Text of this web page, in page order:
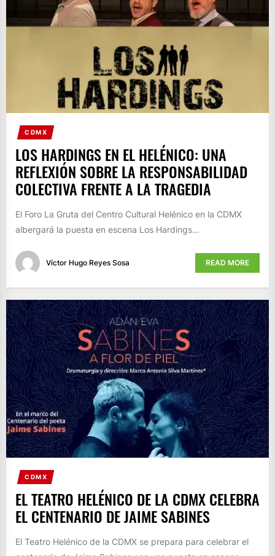
CDMX
LOS HARDINGS EN EL HELÉNICO: UNA
REFLEXIÓN SOBRE LA RESPONSABILIDAD
COLECTIVA FRENTE A LA TRAGEDIA
El Foro La Gruta del Centro Cultural Helénico en la CDMX
albergará la puesta en escena Los Hardings…
Víctor Hugo Reyes Sosa READ MORE
CDMX
EL TEATRO HELÉNICO DE LA CDMX CELEBRA
EL CENTENARIO DE JAIME SABINES
El Teatro Helénico de la CDMX se prepara para celebrar el